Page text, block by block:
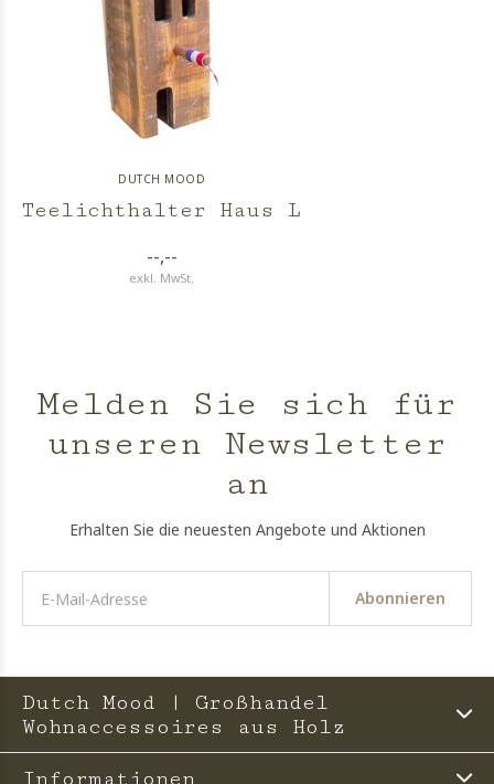
DUTCH MOOD
Teelichthalter Haus L
--,--
exkl. MwSt.
Melden Sie sich für
unseren Newsletter
an
Erhalten Sie die neuesten Angebote und Aktionen
Abonnieren
Dutch Mood | Großhandel
Wohnaccessoires aus Holz
Informationen